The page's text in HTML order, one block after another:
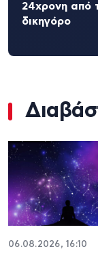
24χρονη από
δικηγόρο
06.08.2026, 16:10